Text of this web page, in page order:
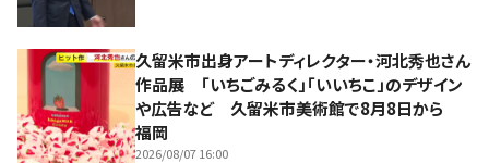
久留米市出身アートディレクター・河北秀也さん
作品展 「いちごみるく」「いいちこ」のデザイン
や広告など 久留米市美術館で8月8日から
福岡
2026/08/07 16:00